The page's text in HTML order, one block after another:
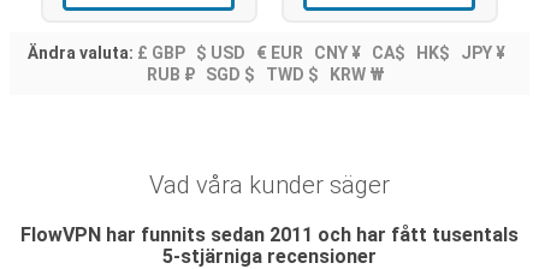
Ändra valuta: £ GBP $ USD € EUR CNY ¥ CA$ HK$
JPY ¥
RUB ₽
SGD $ TWD $ KRW ₩
Vad våra kunder säger
FlowVPN har funnits sedan 2011 och har fått tusentals
5-stjärniga recensioner